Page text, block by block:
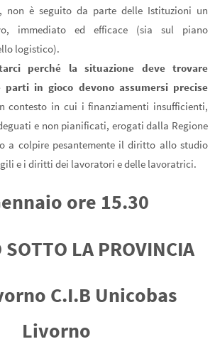
non è seguito da parte delle Istituzioni un
immediato ed efficace (sia sul piano
logistico).
perché la situazione deve trovare
in gioco devono assumersi precise
contesto in cui i finanziamenti insufficienti,
e non pianificati, erogati dalla Regione
a colpire pesantemente il diritto allo studio
e i diritti dei lavoratori e delle lavoratrici.
ore 15.30
SOTTO LA PROVINCIA
C.I.B Unicobas
Livorno